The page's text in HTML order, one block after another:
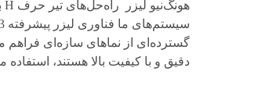
هونگ‌نیو لیزر
گسترده‌ای از نماهای سازه‌ای
دقیق و با کیفیت بالا هستند،